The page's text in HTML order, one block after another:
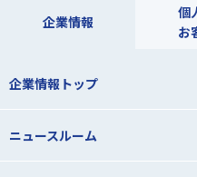
企業情報
個
お
企業情報トップ
ニュースルーム